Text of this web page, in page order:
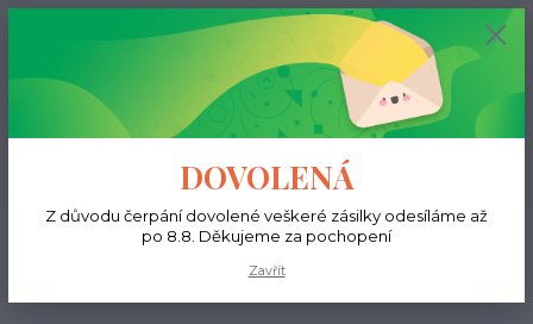
Menu
(Po-Ne, 9-18 hod.)
0 ks
0 Kč
Úvod Do ucha Rook
DOVOLENÁ
Z důvodu čerpání dovolené veškeré zásilky odesíláme až
po 8.8. Děkujeme za pochopení
Zavřít